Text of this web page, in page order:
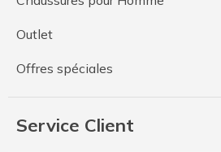
Outlet
Offres spéciales
Service Client